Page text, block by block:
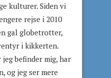
kulturer. Siden vi
rejse i 2010
gal globetrotter,
i kikkerten.
befinder mig, har
og jeg ser mere